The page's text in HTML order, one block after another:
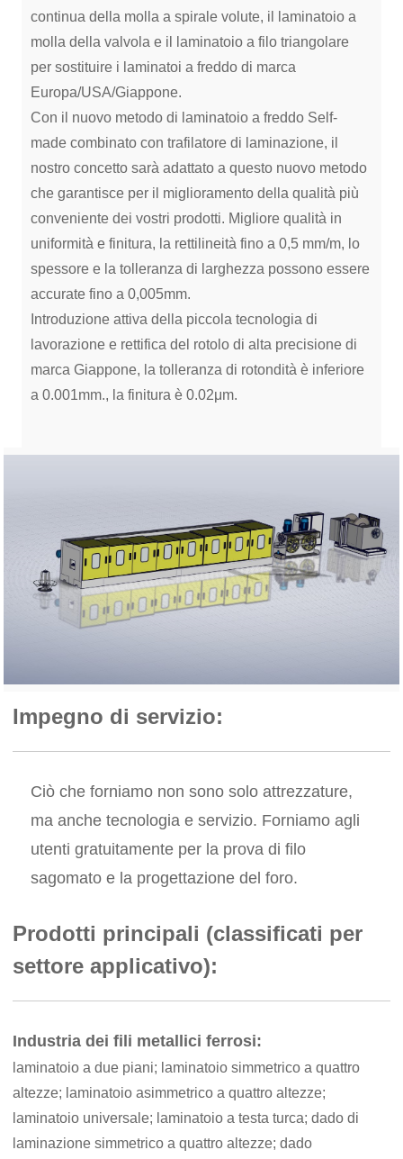
continua della molla a spirale volute, il laminatoio a
molla della valvola e il laminatoio a filo triangolare
per sostituire i laminatoi a freddo di marca
Europa/USA/Giappone.
Con il nuovo metodo di laminatoio a freddo Self-
made combinato con trafilatore di laminazione, il
nostro concetto sarà adattato a questo nuovo metodo
che garantisce per il miglioramento della qualità più
conveniente dei vostri prodotti. Migliore qualità in
uniformità e finitura, la rettilineità fino a 0,5 mm/m, lo
spessore e la tolleranza di larghezza possono essere
accurate fino a 0,005mm.
Introduzione attiva della piccola tecnologia di
lavorazione e rettifica del rotolo di alta precisione di
marca Giappone, la tolleranza di rotondità è inferiore
a 0.001mm., la finitura è 0.02μm.
Impegno di servizio:
Ciò che forniamo non sono solo attrezzature,
ma anche tecnologia e servizio. Forniamo agli
utenti gratuitamente per la prova di filo
sagomato e la progettazione del foro.
Prodotti principali (classificati per
settore applicativo):
Industria dei fili metallici ferrosi:
laminatoio a due piani; laminatoio simmetrico a quattro
altezze; laminatoio asimmetrico a quattro altezze;
laminatoio universale; laminatoio a testa turca; dado di
laminazione simmetrico a quattro altezze; dado